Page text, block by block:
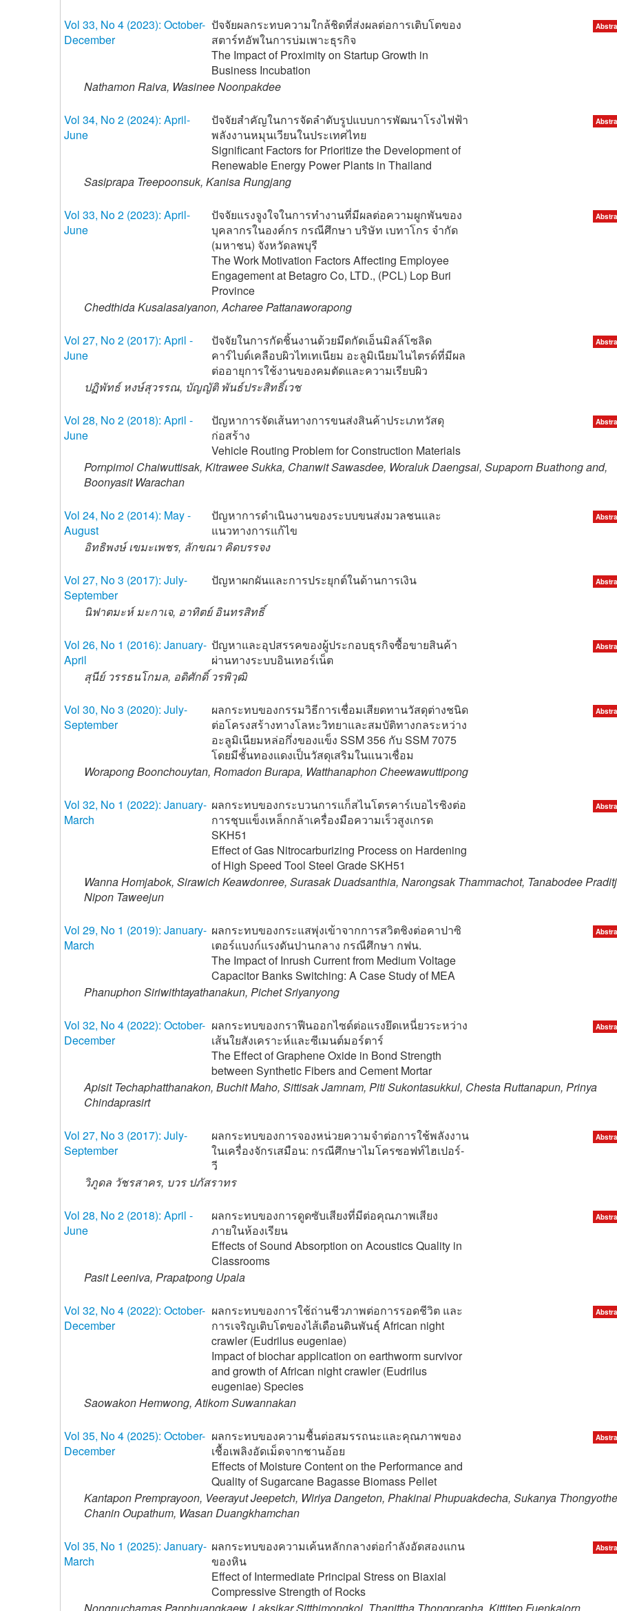
Vol 33, No 4 (2023): October-
December
ปัจจัยผลกระทบความใกล้ชิดที่ส่งผลต่อการเติบโตของ
สตาร์ทอัพในการบ่มเพาะธุรกิจ
The Impact of Proximity on Startup Growth in
Business Incubation
Nathamon Raiva, Wasinee Noonpakdee
Vol 34, No 2 (2024): April-
June
ปัจจัยสำคัญในการจัดลำดับรูปแบบการพัฒนาโรงไฟฟ้า
พลังงานหมุนเวียนในประเทศไทย
Significant Factors for Prioritize the Development of
Renewable Energy Power Plants in Thailand
Sasiprapa Treepoonsuk, Kanisa Rungjang
Vol 33, No 2 (2023): April-
June
ปัจจัยแรงจูงใจในการทำงานที่มีผลต่อความผูกพันของ
บุคลากรในองค์กร กรณีศึกษา บริษัท เบทาโกร จำกัด
(มหาชน) จังหวัดลพบุรี
The Work Motivation Factors Affecting Employee
Engagement at Betagro Co, LTD., (PCL) Lop Buri
Province
Chedthida Kusalasaiyanon, Acharee Pattanaworapong
Vol 27, No 2 (2017): April -
June
ปัจจัยในการกัดชิ้นงานด้วยมีดกัดเอ็นมิลล์โซลิด
คาร์ไบด์เคลือบผิวไทเทเนียม อะลูมิเนียมไนไตรด์ที่มีผล
ต่ออายุการใช้งานของคมตัดและความเรียบผิว
ปฏิพัทธ์ หงษ์สุวรรณ, บัญญัติ พันธ์ประสิทธิ์เวช
Vol 28, No 2 (2018): April -
June
ปัญหาการจัดเส้นทางการขนส่งสินค้าประเภทวัสดุ
ก่อสร้าง
Vehicle Routing Problem for Construction Materials
Pornpimol Chaiwuttisak, Kitrawee Sukka, Chanwit Sawasdee, Woraluk Daengsai, Supaporn Buathong and,
Boonyasit Warachan
Vol 24, No 2 (2014): May -
August
ปัญหาการดำเนินงานของระบบขนส่งมวลชนและ
แนวทางการแก้ไข
อิทธิพงษ์ เขมะเพชร, ลักขณา คิดบรรจง
Vol 27, No 3 (2017): July-
September
ปัญหาผกผันและการประยุกต์ในด้านการเงิน
นิฟาตมะห์ มะกาเจ, อาทิตย์ อินทรสิทธิ์
Vol 26, No 1 (2016): January-
April
ปัญหาและอุปสรรคของผู้ประกอบธุรกิจซื้อขายสินค้า
ผ่านทางระบบอินเทอร์เน็ต
สุนีย์ วรรธนโกมล, อดิศักดิ์ วรพิวุฒิ
Vol 30, No 3 (2020): July-
September
ผลกระทบของกรรมวิธีการเชื่อมเสียดทานวัสดุต่างชนิด
ต่อโครงสร้างทางโลหะวิทยาและสมบัติทางกลระหว่าง
อะลูมิเนียมหล่อกึ่งของแข็ง SSM 356 กับ SSM 7075
โดยมีชั้นทองแดงเป็นวัสดุเสริมในแนวเชื่อม
Worapong Boonchouytan, Romadon Burapa, Watthanaphon Cheewawuttipong
Vol 32, No 1 (2022): January-
March
ผลกระทบของกระบวนการแก็สไนโตรคาร์เบอไรซิงต่อ
การชุบแข็งเหล็กกล้าเครื่องมือความเร็วสูงเกรด
SKH51
Effect of Gas Nitrocarburizing Process on Hardening
of High Speed Tool Steel Grade SKH51
Wanna Homjabok, Sirawich Keawdonree, Surasak Duadsanthia, Narongsak Thammachot, Tanabodee
Nipon Taweejun
Vol 29, No 1 (2019): January-
March
ผลกระทบของกระแสพุ่งเข้าจากการสวิตชิงต่อคาปาซิ
เตอร์แบงก์แรงดันปานกลาง กรณีศึกษา กฟน.
The Impact of Inrush Current from Medium Voltage
Capacitor Banks Switching: A Case Study of MEA
Phanuphon Siriwithtayathanakun, Pichet Sriyanyong
Vol 32, No 4 (2022): October-
December
ผลกระทบของกราฟีนออกไซด์ต่อแรงยึดเหนี่ยวระหว่าง
เส้นใยสังเคราะห์และซีเมนต์มอร์ตาร์
The Effect of Graphene Oxide in Bond Strength
between Synthetic Fibers and Cement Mortar
Apisit Techaphatthanakon, Buchit Maho, Sittisak Jamnam, Piti Sukontasukkul, Chesta Ruttanapun, Prinya
Chindaprasirt
Vol 27, No 3 (2017): July-
September
ผลกระทบของการจองหน่วยความจำต่อการใช้พลังงาน
ในเครื่องจักรเสมือน: กรณีศึกษาไมโครซอฟท์ไฮเปอร์-
วี
วิภูดล วัชรสาคร, บวร ปภัสราทร
Vol 28, No 2 (2018): April -
June
ผลกระทบของการดูดซับเสียงที่มีต่อคุณภาพเสียง
ภายในห้องเรียน
Effects of Sound Absorption on Acoustics Quality in
Classrooms
Pasit Leeniva, Prapatpong Upala
Vol 32, No 4 (2022): October-
December
ผลกระทบของการใช้ถ่านชีวภาพต่อการรอดชีวิต และ
การเจริญเติบโตของไส้เดือนดินพันธุ์ African night
crawler (Eudrilus eugeniae)
Impact of biochar application on earthworm survivor
and growth of African night crawler (Eudrilus
eugeniae) Species
Saowakon Hemwong, Atikom Suwannakan
Vol 35, No 4 (2025): October-
December
ผลกระทบของความชื้นต่อสมรรถนะและคุณภาพของ
เชื้อเพลิงอัดเม็ดจากชานอ้อย
Effects of Moisture Content on the Performance and
Quality of Sugarcane Bagasse Biomass Pellet
Kantapon Premprayoon, Veerayut Jeepetch, Wiriya Dangeton, Phakinai Phupuakdecha, Sukanya
Chanin Oupathum, Wasan Duangkhamchan
Vol 35, No 1 (2025): January-
March
ผลกระทบของความเค้นหลักกลางต่อกำลังอัดสองแกน
ของหิน
Effect of Intermediate Principal Stress on Biaxial
Compressive Strength of Rocks